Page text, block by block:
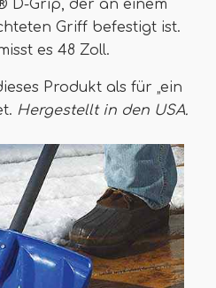
D-Grip, der an einem
Griff befestigt ist.
es 48 Zoll.
Produkt als für „ein
Hergestellt in den USA.